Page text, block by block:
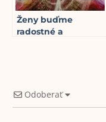
Ženy buďme
radostné a
Odoberať